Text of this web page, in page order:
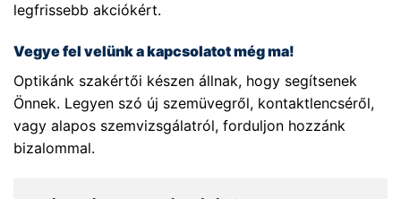
legfrissebb akciókért.
Vegye fel velünk a kapcsolatot még ma!
Optikánk szakértői készen állnak, hogy segítsenek
Önnek. Legyen szó új szemüvegről, kontaktlencséről,
vagy alapos szemvizsgálatról, forduljon hozzánk
bizalommal.